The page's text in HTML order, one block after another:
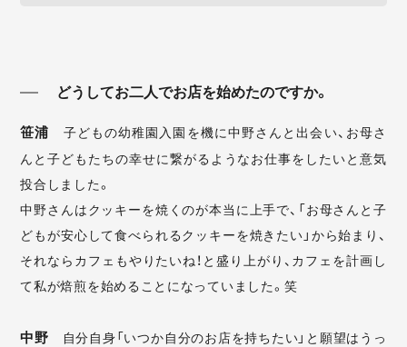
どうしてお二人でお店を始めたのですか。
笹浦 子どもの幼稚園入園を機に中野さんと出会い、お母さ
んと子どもたちの幸せに繋がるようなお仕事をしたいと意気
投合しました。
中野さんはクッキーを焼くのが本当に上手で、「お母さんと子
どもが安心して食べられるクッキーを焼きたい」から始まり、
それならカフェもやりたいね！と盛り上がり、カフェを計画し
て私が焙煎を始めることになっていました。笑
中野 自分自身「いつか自分のお店を持ちたい」と願望はうっ